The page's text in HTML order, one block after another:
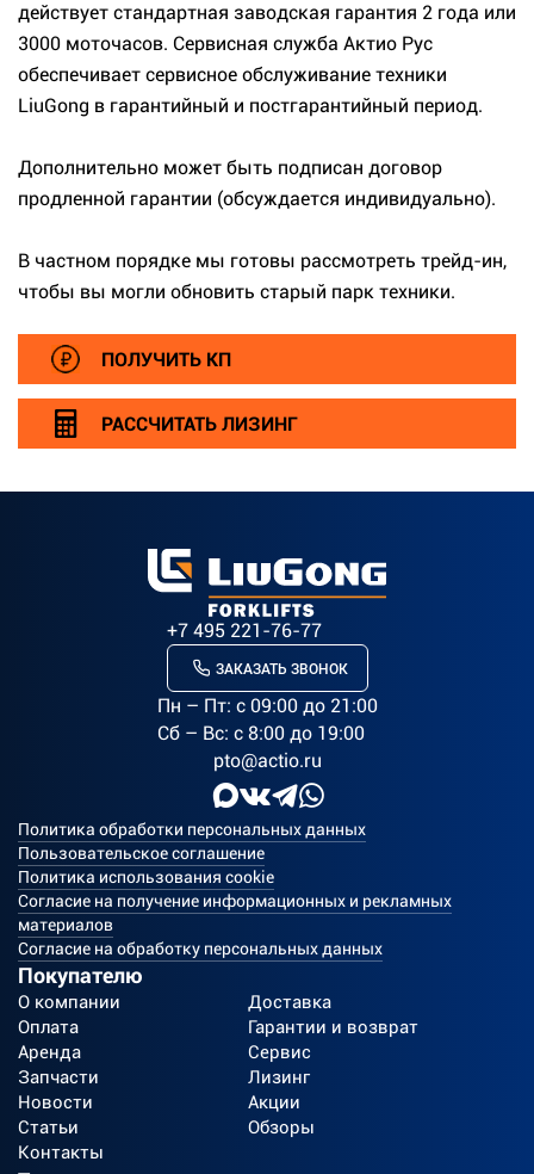
действует стандартная заводская гарантия 2 года или
3000 моточасов. Сервисная служба Актио Рус
обеспечивает сервисное обслуживание техники
LiuGong в гарантийный и постгарантийный период.
Дополнительно может быть подписан договор
продленной гарантии (обсуждается индивидуально).
В частном порядке мы готовы рассмотреть трейд-ин,
чтобы вы могли обновить старый парк техники.
ПОЛУЧИТЬ КП
РАССЧИТАТЬ ЛИЗИНГ
+7 495 221-76-77
ЗАКАЗАТЬ ЗВОНОК
Пн – Пт: c 09:00 до 21:00
Сб – Вс: с 8:00 до 19:00
pto@actio.ru
Политика обработки персональных данных
Пользовательское соглашение
Политика использования cookie
Согласие на получение информационных и рекламных
материалов
Согласие на обработку персональных данных
Покупателю
О компании
Доставка
Оплата
Гарантии и возврат
Аренда
Сервис
Запчасти
Лизинг
Новости
Акции
Статьи
Обзоры
Контакты